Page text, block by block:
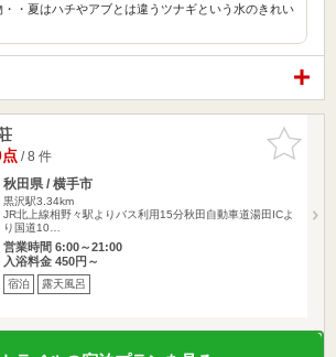
・・夏はハチやアブとは違うツナギという水のきれい
お気に入
りに追加
/ 8 件
秋田県 / 横手市
黒沢駅3.34km
JR北上線相野々駅よりバス利用15分秋田自動車道湯田ICよ
り国道10…
営業時間 6:00～21:00
入浴料金 450円～
宿泊 露天風呂